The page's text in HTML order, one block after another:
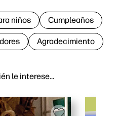
le interese…
niños Cumpleaños
Agradecimiento